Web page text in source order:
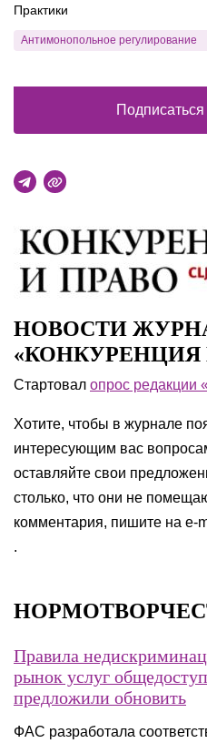
НОВОСТИ
«КОНКУРЕНЦИЯ
Стартовал опрос редакции
Хотите, чтобы в журнале
интересующим вас
оставляйте свои
столько, что они не
комментария, пишите на e-
.
Правила
рынок услуг
предложили обновить
ФАС разработала
Практики
Антимонопольное регулирование